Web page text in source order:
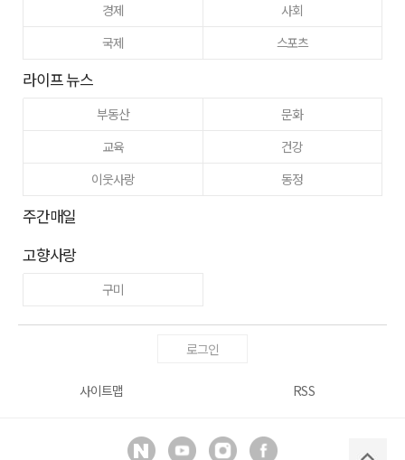
경제
사회
국제
스포츠
라이프 뉴스
부동산
문화
교육
건강
이웃사랑
동정
주간매일
고향사랑
구미
로그인
사이트맵 RSS